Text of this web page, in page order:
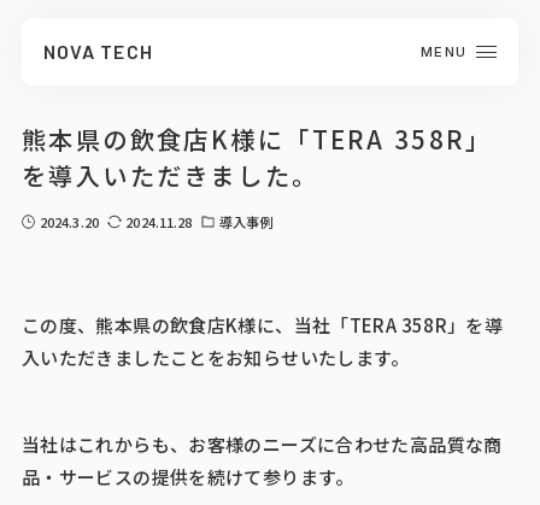
MENU
NOVA TECH
熊本県の飲食店K様に「TERA 358R」
を導入いただきました。
2024.3.20 2024.11.28 導入事例
この度、熊本県の飲食店K様に、当社「TERA 358R」を導
入いただきましたことをお知らせいたします。
当社はこれからも、お客様のニーズに合わせた高品質な商
品・サービスの提供を続けて参ります。